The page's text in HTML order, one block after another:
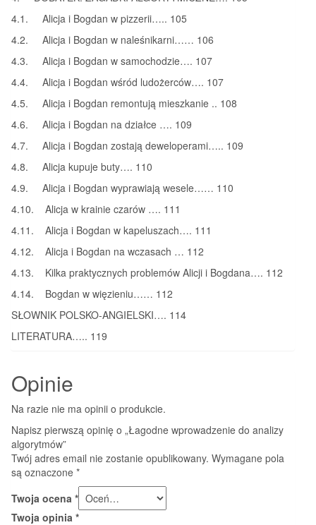
4.1. Alicja i Bogdan w pizzerii….. 105
4.2. Alicja i Bogdan w naleśnikarni…… 106
4.3. Alicja i Bogdan w samochodzie…. 107
4.4. Alicja i Bogdan wśród ludożerców…. 107
4.5. Alicja i Bogdan remontują mieszkanie .. 108
4.6. Alicja i Bogdan na działce …. 109
4.7. Alicja i Bogdan zostają deweloperami….. 109
4.8. Alicja kupuje buty…. 110
4.9. Alicja i Bogdan wyprawiają wesele…… 110
4.10. Alicja w krainie czarów …. 111
4.11. Alicja i Bogdan w kapeluszach…. 111
4.12. Alicja i Bogdan na wczasach … 112
4.13. Kilka praktycznych problemów Alicji i Bogdana…. 112
4.14. Bogdan w więzieniu…… 112
SŁOWNIK POLSKO-ANGIELSKI…. 114
LITERATURA….. 119
Opinie
Na razie nie ma opinii o produkcie.
Napisz pierwszą opinię o „Łagodne wprowadzenie do analizy
algorytmów”
Twój adres email nie zostanie opublikowany. Wymagane pola
są oznaczone *
Twoja ocena *
Twoja opinia *